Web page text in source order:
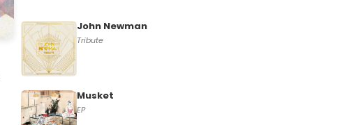
John Newman
Tribute
Musket
EP